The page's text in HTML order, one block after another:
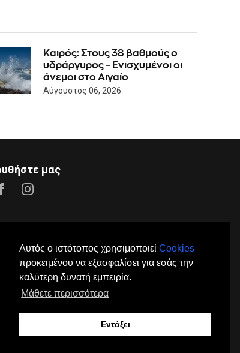
Αυτός ο ιστότοπος χρησιμοποιεί Cookies
προκειμένου να εξασφαλίσει για εσάς την
καλύτερη δυνατή εμπειρία.
Μάθετε περισσότερα
Εντάξει
Καιρός: Στους 38 βαθμούς ο
υδράργυρος – Ενισχυμένοι οι
άνεμοι στο Αιγαίο
Αύγουστος 06, 2026
μας